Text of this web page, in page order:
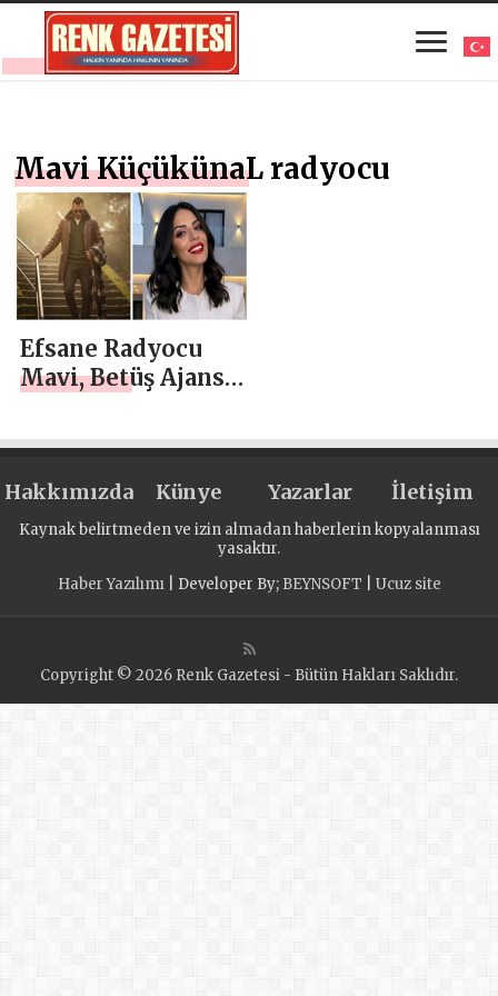
Mavi KüçükünaL radyocu
Efsane Radyocu
Mavi, Betüş Ajans’
Esiyor!
Hakkımızda Künye Yazarlar İletişim
Kaynak belirtmeden ve izin almadan haberlerin kopyalanması
yasaktır.
Haber Yazılımı| Developer By; BEYNSOFT Ucuz site
Copyright © 2026 Renk Gazetesi - Bütün Hakları Saklıdır.